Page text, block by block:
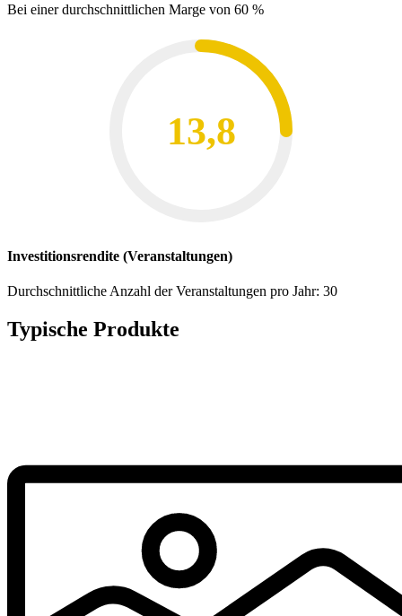
Bei einer durchschnittlichen Marge von 60 %
13,8
Investitionsrendite (Veranstaltungen)
Durchschnittliche Anzahl der Veranstaltungen pro Jahr: 30
Typische Produkte